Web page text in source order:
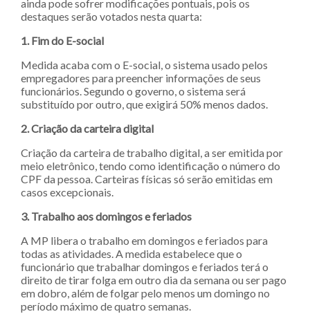
ainda pode sofrer modificações pontuais, pois os
destaques serão votados nesta quarta:
1. Fim do E-social
Medida acaba com o E-social, o sistema usado pelos
empregadores para preencher informações de seus
funcionários. Segundo o governo, o sistema será
substituído por outro, que exigirá 50% menos dados.
2. Criação da carteira digital
Criação da carteira de trabalho digital, a ser emitida por
meio eletrônico, tendo como identificação o número do
CPF da pessoa. Carteiras físicas só serão emitidas em
casos excepcionais.
3. Trabalho aos domingos e feriados
A MP libera o trabalho em domingos e feriados para
todas as atividades. A medida estabelece que o
funcionário que trabalhar domingos e feriados terá o
direito de tirar folga em outro dia da semana ou ser pago
em dobro, além de folgar pelo menos um domingo no
período máximo de quatro semanas.